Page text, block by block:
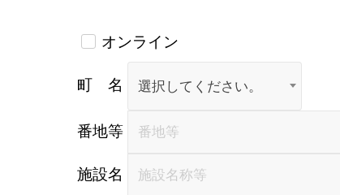
オンライン
町 名 選択してください。
番地等
施設名